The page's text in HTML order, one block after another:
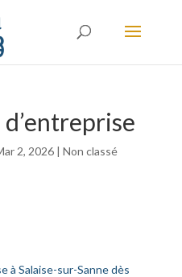
2, 2026| Non classé
à Salaise-sur-Sanne dès